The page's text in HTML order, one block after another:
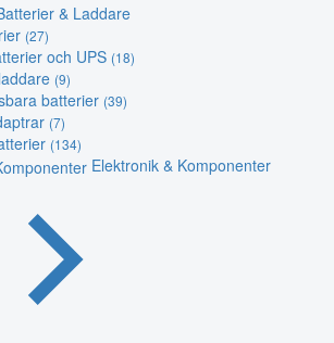
& Laddare
(27)
och UPS (18)
(9)
batterier (39)
(7)
(134)
Elektronik & Komponenter